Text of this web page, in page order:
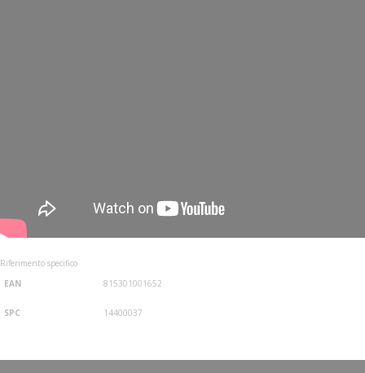
Riferimento specifico
EAN
815301001652
SPC 14400037